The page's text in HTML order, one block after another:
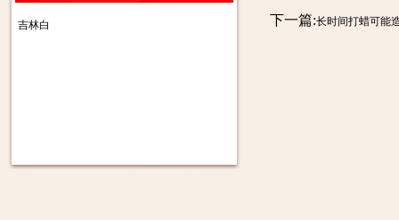
吉林白 下一篇:长时间打蜡可能